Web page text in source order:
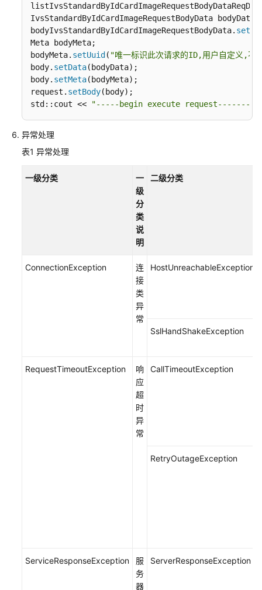
IvsStandardByIdCardImageRequestBodyData bodyData;
bodyIvsStandardByIdCardImageRequestBodyData.
Meta bodyMeta;
bodyMeta. setUuid ( "唯一标识此次请求的ID,用户自定义,不
body. setData(bodyData);
body. setMeta(bodyMeta);
request. setBody(body);
std::cout <<
"-----begin execute request-------"
异常处理
表1 异常处理
一级分类
一
级
分
类
说
明
二级分类
ConnectionException
连
接
类
异
常
HostUnreachableException
SslHandShakeException
RequestTimeoutException
响
应
超
时
异
常
CallTimeoutException
RetryOutageException
ServiceResponseException
服
务
器
ServerResponseException